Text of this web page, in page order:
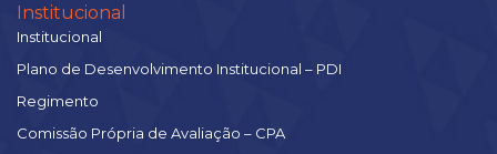
Institucional
Institucional
Plano de Desenvolvimento Institucional – PDI
Regimento
Comissão Própria de Avaliação – CPA